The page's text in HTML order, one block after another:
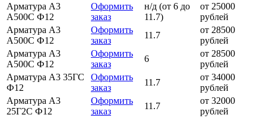
Арматура А3
А500С Ф12
Оформить
заказ
н/д (от 6 до
11.7)
от 25000
рублей
Арматура А3
А500С Ф12
Оформить
заказ
11.7
от 28500
рублей
Арматура А3
А500С Ф12
Оформить
заказ
6
от 28500
рублей
Арматура А3 35ГС
Ф12
Оформить
заказ
11.7
от 34000
рублей
Арматура А3
25Г2С Ф12
Оформить
заказ
11.7
от 32000
рублей